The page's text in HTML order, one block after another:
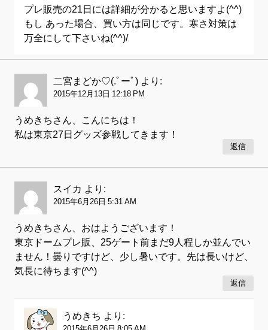
プレ販売の21日には詳細が分かると思いますよ(^^)
もし あった場合、買い方は同じです。寒さ対策は
万全にして下さいね(^^)/
二宮まどか♡(.ﾟーﾟ) より:
2015年12月13日 12:18 PM
うめきちさん、こんにちは！
私は東京27日グッズ参戦してきます！
返信
スイカ より:
2015年6月26日 5:31 AM
うめきちさん、おはようございます！
東京ドームプレ販、25ゲート前まだ9人程しか並んでい
ません！曇りですけど、少し暑いです。先は長いけど、
気長に待ちます(^^)
返信
うめきち より:
2015年6月26日 8:05 AM